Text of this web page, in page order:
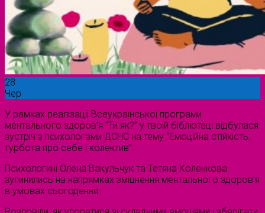
28
Чер
У рамках реалізації Всеукраїнської програми
ментального здоров’я “Ти як?” у твоїй бібліотеці відбулася
зустріч з психологами ДСНС на тему “Емоційна стійкість:
турбота про себе і колектив”.
Психологині Олена Вакульчук та Тетяна Коленкова
зупинились на напрямках зміцнення ментального здоров’я
в умовах сьогодення.